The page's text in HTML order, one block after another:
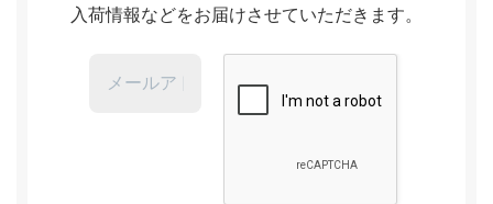
入荷情報などをお届けさせていただきます。